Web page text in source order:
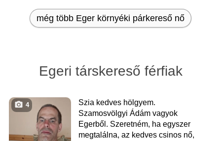
még több Eger környéki párkereső nő
Egeri társkereső férfiak
4
Szia kedves hölgyem.
Szamosvölgyi Ádám vagyok
Egerből. Szeretném, ha egyszer
megtalálna, az kedves csinos nő,